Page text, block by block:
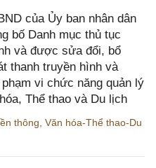
của Ủy ban nhân dân
bố Danh mục thủ tục
và được sửa đổi, bổ
thanh truyền hình và
vi chức năng quản lý
Thể thao và Du lịch
thông Văn hóa-Thể thao-Du